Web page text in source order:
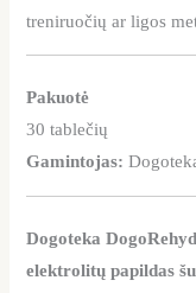
treniruočių ar ligos
Pakuotė
30 tablečių
Gamintojas:
Dogoteka
elektrolitų papildas